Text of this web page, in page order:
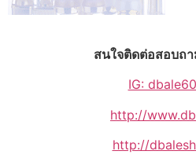
สนใจติดต่อสอบถา
IG:
http://
http://